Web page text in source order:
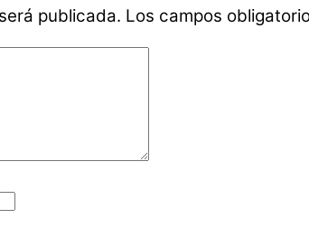
publicada. Los campos